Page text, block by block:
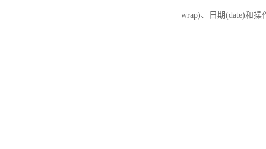
wrap)、日期(date)和操